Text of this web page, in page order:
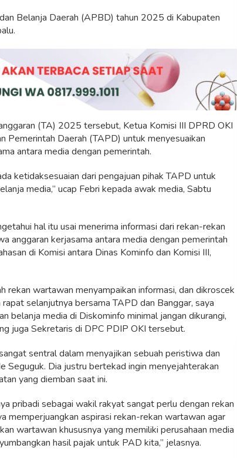
Belanja Daerah (APBD) tahun 2025 di Kabupaten
(TA) 2025 tersebut, Ketua Komisi III DPRD OKI
Pemerintah Daerah (TAPD) untuk menyesuaikan
antara media dengan pemerintah.
ketidaksesuaian dari pengajuan pihak TAPD untuk
media,” ucap Febri kepada awak media, Sabtu
hal itu usai menerima informasi dari rekan-rekan
anggaran kerjasama antara media dengan pemerintah
di Komisi antara Dinas Kominfo dan Komisi III,
rekan wartawan menyampaikan informasi, dan dikroscek
selanjutnya bersama TAPD dan Banggar, saya
belanja media di Diskominfo minimal jangan dikurangi,
juga Sekretaris di DPC PDIP OKI tersebut.
sentral dalam menyajikan sebuah peristiwa dan
Seguguk. Dia justru bertekad ingin menyejahterakan
yang diemban saat ini.
pribadi sebagai wakil rakyat sangat perlu dengan rekan
memperjuangkan aspirasi rekan-rekan wartawan agar
wartawan khususnya yang memiliki perusahaan media
hasil pajak untuk PAD kita,” jelasnya.